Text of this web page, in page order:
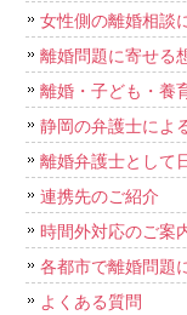
女性側の離婚相談
離婚問題に寄せる
離婚・子ども・養
静岡の弁護士によ
離婚弁護士として
連携先のご紹介
時間外対応のご案
各都市で離婚問題
よくある質問